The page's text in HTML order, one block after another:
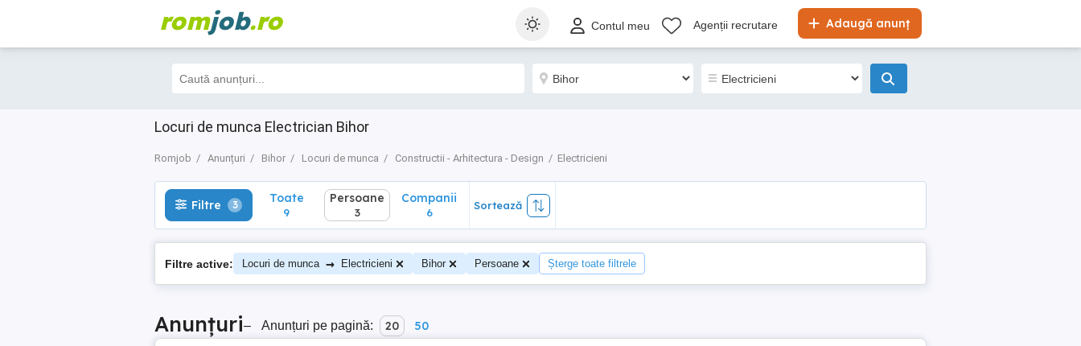
romjob.ro Adaugă anunț
Contul meu Agenții recrutare
Locuri de munca Electrician Bihor
Romjob Anunțuri Bihor Locuri de munca Constructii - Arhitectura - Design Electricieni
Filtre 3 Toate
9
Filtre 3 Toate
9
Persoane
3
Companii
6
Sortează
Filtre active: Locuri de munca → Electricieni Bihor Persoane Șterge toate filtrele
Anunțuri– Anunțuri pe pagină: 20 50